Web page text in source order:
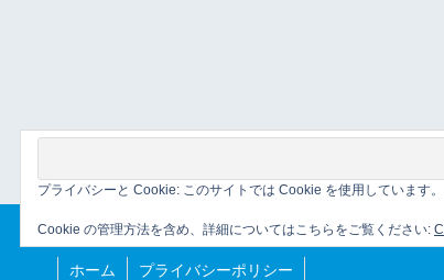
ホーム プライバシーポリシー
プライバシーと Cookie: このサイトでは Cookie を使用しています
Cookie の管理方法を含め、詳細についてはこちらをご覧ください: